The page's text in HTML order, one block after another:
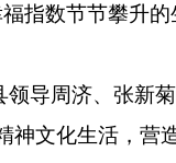
指数节节攀升
导周济、张新
文化生活，